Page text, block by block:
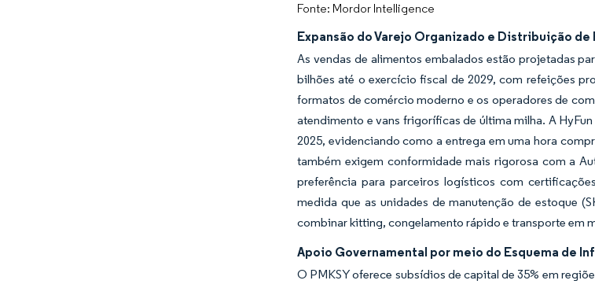
Fonte: Mordor Intelligence
Expansão do Varejo Organizado e Distribuição de
As vendas de alimentos embalados estão projetadas
bilhões até o exercício fiscal de 2029, com refeições
formatos de comércio moderno e os operadores de
atendimento e vans frigoríficas de última milha. A
2025, evidenciando como a entrega em uma hora
também exigem conformidade mais rigorosa com a
preferência para parceiros logísticos com
medida que as unidades de manutenção de estoque
combinar kitting, congelamento rápido e transporte em
Apoio Governamental por meio do Esquema de
O PMKSY oferece subsídios de capital de 35% em